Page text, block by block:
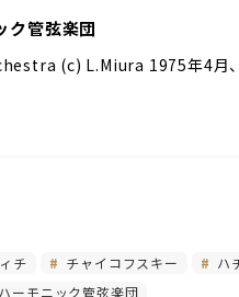
ク管弦楽団
(c) L.Miura 1975年4月
チ チャイコフスキー ハ
ーモニック管弦楽団